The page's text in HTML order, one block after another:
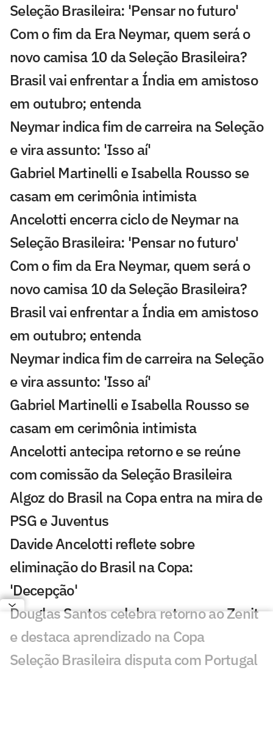
Seleção Brasileira: 'Pensar no futuro'
Com o fim da Era Neymar, quem será o
novo camisa 10 da Seleção Brasileira?
Brasil vai enfrentar a Índia em amistoso
em outubro; entenda
Neymar indica fim de carreira na Seleção
e vira assunto: 'Isso aí'
Gabriel Martinelli e Isabella Rousso se
casam em cerimônia intimista
Ancelotti encerra ciclo de Neymar na
Seleção Brasileira: 'Pensar no futuro'
Com o fim da Era Neymar, quem será o
novo camisa 10 da Seleção Brasileira?
Brasil vai enfrentar a Índia em amistoso
em outubro; entenda
Neymar indica fim de carreira na Seleção
e vira assunto: 'Isso aí'
Gabriel Martinelli e Isabella Rousso se
casam em cerimônia intimista
Ancelotti antecipa retorno e se reúne
com comissão da Seleção Brasileira
Algoz do Brasil na Copa entra na mira de
PSG e Juventus
Davide Ancelotti reflete sobre
eliminação do Brasil na Copa:
'Decepção'
Douglas Santos celebra retorno ao Zenit
e destaca aprendizado na Copa
Seleção Brasileira disputa com Portugal